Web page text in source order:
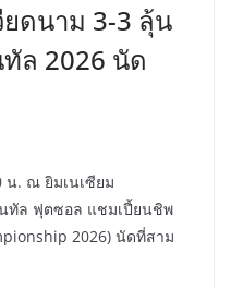
ยดนาม 3-3 ลุ้น
ล 2026 นัด
น. ณ ยิมเนเซียม
ทัล ฟุตซอล แชมเปี้ยนชิพ
2026) นัดที่สาม